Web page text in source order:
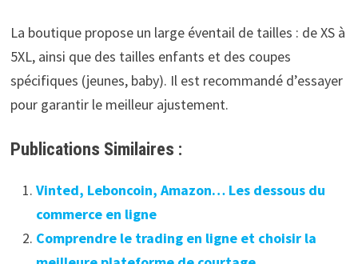
La boutique propose un large éventail de tailles : de XS à
5XL, ainsi que des tailles enfants et des coupes
spécifiques (jeunes, baby). Il est recommandé d’essayer
pour garantir le meilleur ajustement.
Publications Similaires :
Vinted, Leboncoin, Amazon… Les dessous du
commerce en ligne
Comprendre le trading en ligne et choisir la